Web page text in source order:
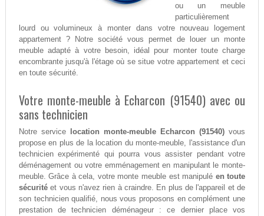
ou un meuble
particulièrement
lourd ou volumineux à monter dans votre nouveau logement
appartement ? Notre société vous permet de louer un monte
meuble adapté à votre besoin, idéal pour monter toute charge
encombrante jusqu'à l'étage où se situe votre appartement et ceci
en toute sécurité.
Votre monte-meuble à Echarcon (91540) avec ou
sans technicien
Notre service location monte-meuble Echarcon (91540) vous
propose en plus de la location du monte-meuble, l'assistance d'un
technicien expérimenté qui pourra vous assister pendant votre
déménagement ou votre emménagement en manipulant le monte-
meuble. Grâce à cela, votre monte meuble est manipulé en toute
sécuritéet vous n'avez rien à craindre. En plus de l'appareil et de
son technicien qualifié, nous vous proposons en complément une
prestation de technicien déménageur : ce dernier place vos